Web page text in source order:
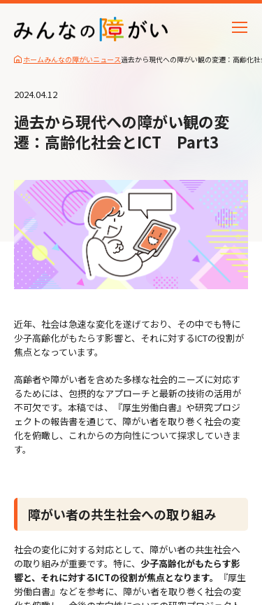
ホームみんなの障がいニュース過去から現代への障がい観の変遷：高齢化
2024.04.12
過去から現代への障がい観の変
遷：高齢化社会とICT Part3
近年、社会は急速な変化を遂げており、その中でも特に
少子高齢化がもたらす影響と、それに対するICTの役割が
焦点となっています。
高齢者や障がい者を含めた多様な社会的ニーズに対応す
るためには、包摂的なアプローチと最新の技術の活用が
不可欠です。本稿では、『厚生労働白書』や研究プロジ
ェクトの報告書を通じて、障がい者を取り巻く社会の変
化を俯瞰し、これからの方向性について探求していきま
す。
障がい者の共生社会への取り組み
社会の変化に対する対応として、障がい者の共生社会へ
の取り組みが重要です。特に、 少子高齢化がもたらす影
響と、それに対するICTの役割が焦点となります。
『厚生
労働白書』などを参考に、障がい者を取り巻く社会の変